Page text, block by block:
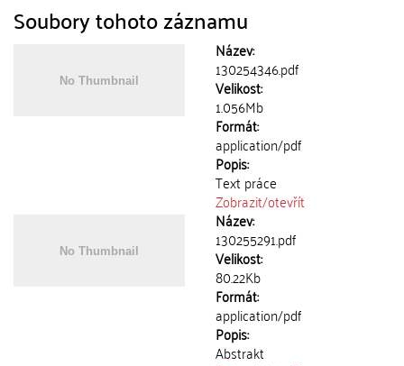
Soubory tohoto záznamu
Název:
130254346.pdf
Velikost:
1.056Mb
Formát:
application/pdf
Popis:
Text práce
Zobrazit/otevřít
Název:
130255291.pdf
Velikost:
80.22Kb
Formát:
application/pdf
Popis:
Abstrakt